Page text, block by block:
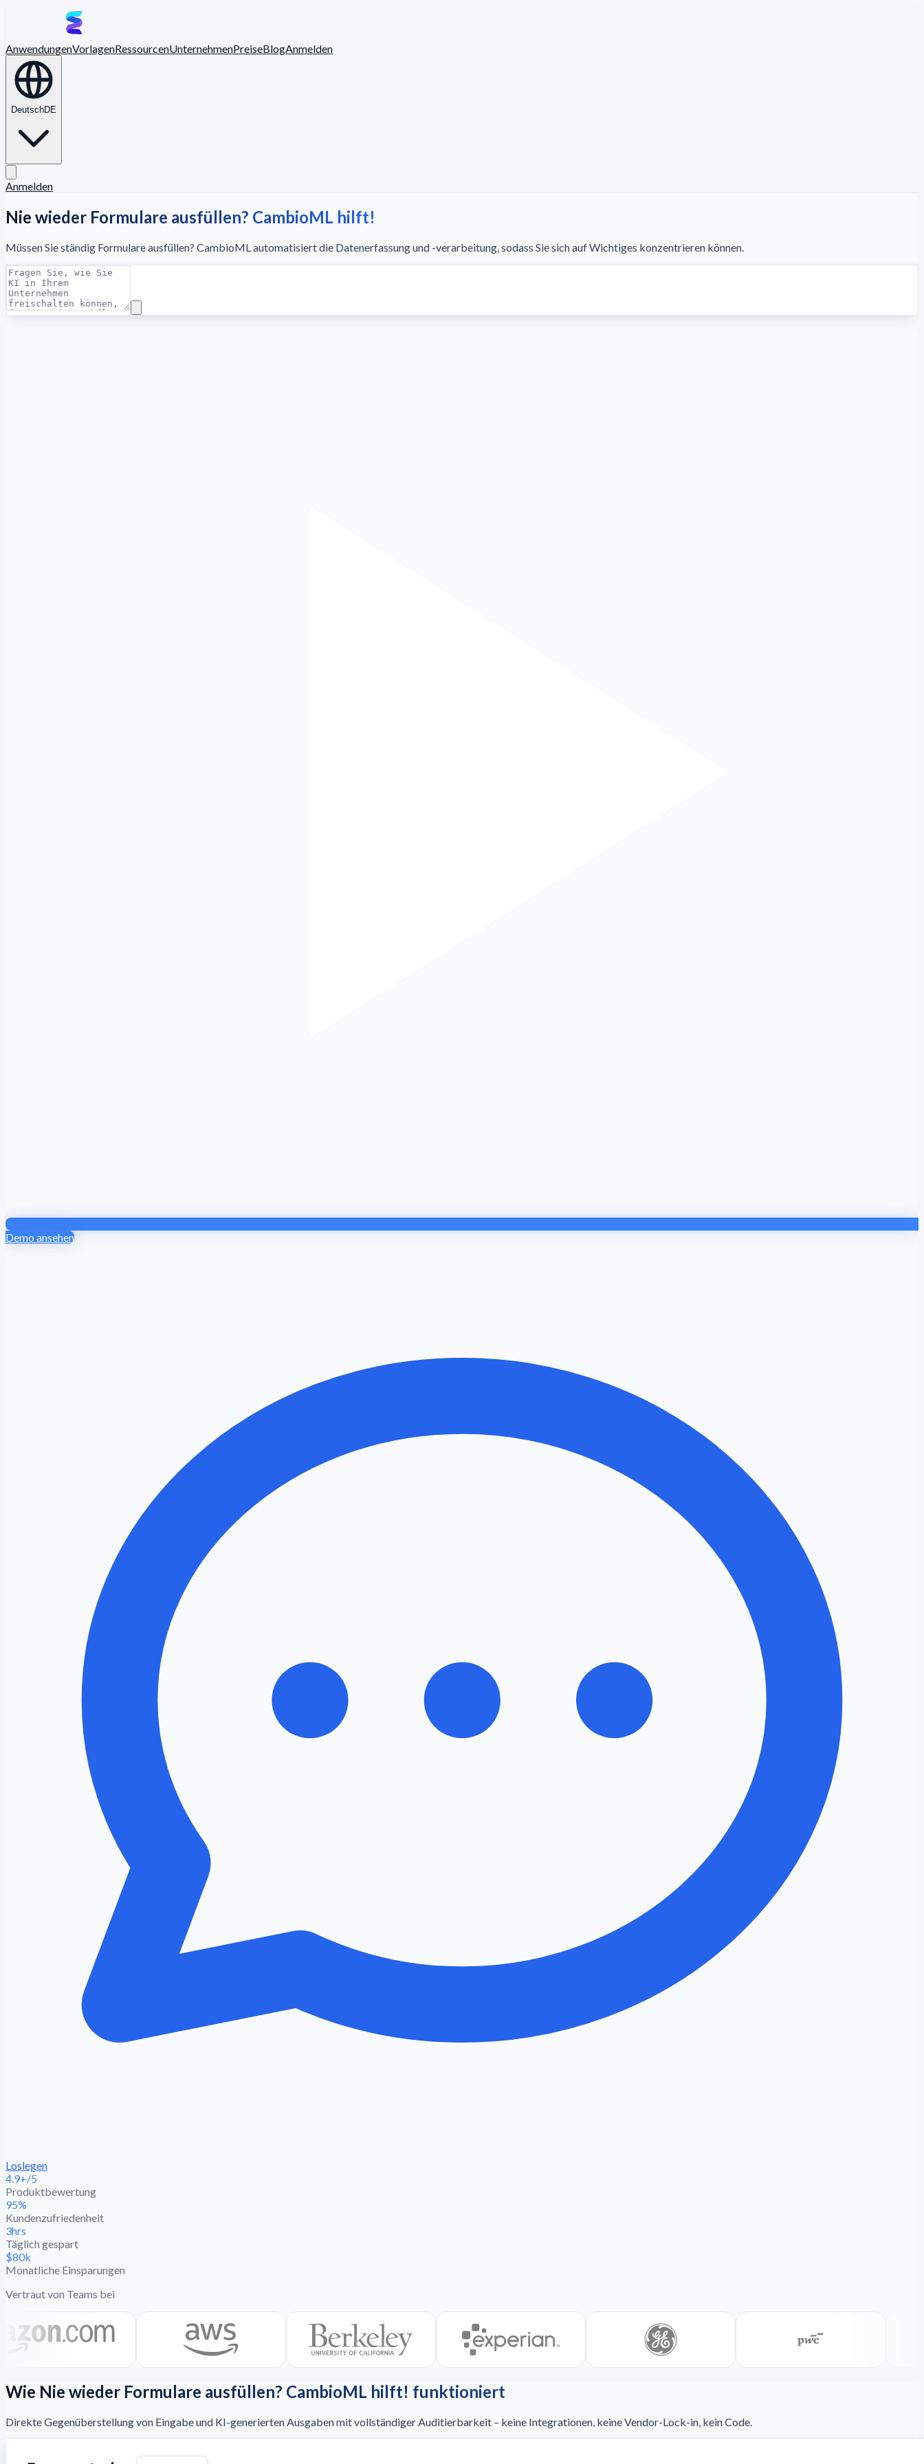
AnwendungenVorlagenRessourcenUnternehmenPreiseBlogAnmelden
DeutschDE
Anmelden
Nie wieder Formulare ausfüllen? CambioML hilft!
Müssen Sie ständig Formulare ausfüllen? CambioML automatisiert die Datenerfassung und -verarbeitung, sodass Sie sich auf Wichtiges konzentrieren können.
Demo ansehen
Loslegen
4.9+/5
Produktbewertung
95%
Kundenzufriedenheit
3hrs
Täglich gespart
$80k
Monatliche Einsparungen
Vertraut von Teams bei
Wie Nie wieder Formulare ausfüllen? CambioML hilft! funktioniert
Direkte Gegenüberstellung von Eingabe und KI-generierten Ausgaben mit vollständiger Auditierbarkeit – keine Integrationen, keine Vendor-Lock-in, kein Code.